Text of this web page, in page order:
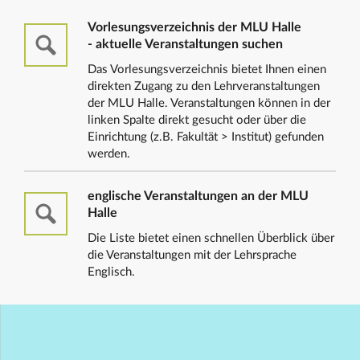
Vorlesungsverzeichnis der MLU Halle
- aktuelle Veranstaltungen suchen
Das Vorlesungsverzeichnis bietet Ihnen einen
direkten Zugang zu den Lehrveranstaltungen
der MLU Halle. Veranstaltungen können in der
linken Spalte direkt gesucht oder über die
Einrichtung (z.B. Fakultät > Institut) gefunden
werden.
englische Veranstaltungen an der MLU
Halle
Die Liste bietet einen schnellen Überblick über
die Veranstaltungen mit der Lehrsprache
Englisch.